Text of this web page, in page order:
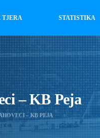
TJERA STATISTIKA
– KB Peja
– KB PEJA